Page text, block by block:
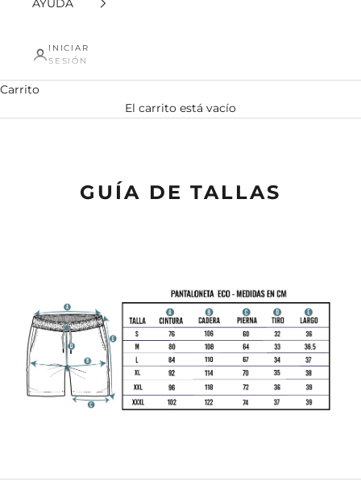
AYUDA
INICIAR
SESIÓN
Carrito
El carrito está vacío
GUÍA DE TALLAS